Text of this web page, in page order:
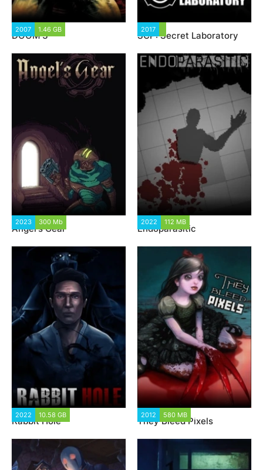
2007 1.46 GB
DOOM 3
2017
SCP: Secret Laboratory
2023 300 Mb
Angel's Gear
2022 112 MB
Endoparasitic
2022 10.58 GB
Rabbit Hole
2012 580 MB
They Bleed Pixels